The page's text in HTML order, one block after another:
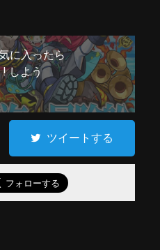
に入ったら
! しよう
ツイートする